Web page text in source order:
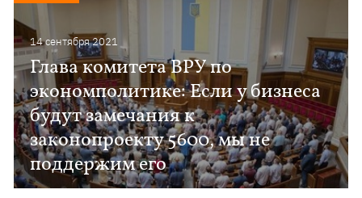
14 сентября 2021
Глава комитета ВРУ по
экономполитике: Если у бизнеса
будут замечания к
законопроекту 5600, мы не
поддержим его